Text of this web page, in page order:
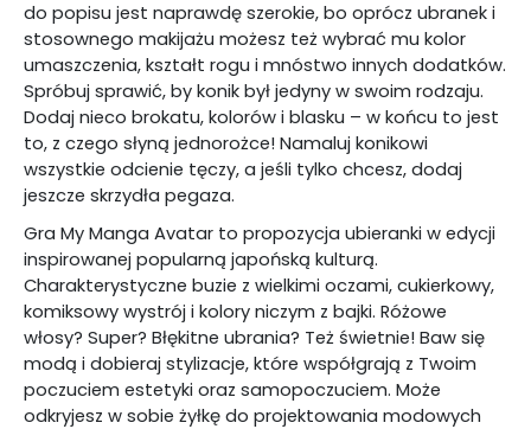
do popisu jest naprawdę szerokie, bo oprócz ubranek i
stosownego makijażu możesz też wybrać mu kolor
umaszczenia, kształt rogu i mnóstwo innych dodatków.
Spróbuj sprawić, by konik był jedyny w swoim rodzaju.
Dodaj nieco brokatu, kolorów i blasku – w końcu to jest
to, z czego słyną jednorożce! Namaluj konikowi
wszystkie odcienie tęczy, a jeśli tylko chcesz, dodaj
jeszcze skrzydła pegaza.
Gra My Manga Avatar to propozycja ubieranki w edycji
inspirowanej popularną japońską kulturą.
Charakterystyczne buzie z wielkimi oczami, cukierkowy,
komiksowy wystrój i kolory niczym z bajki. Różowe
włosy? Super? Błękitne ubrania? Też świetnie! Baw się
modą i dobieraj stylizacje, które współgrają z Twoim
poczuciem estetyki oraz samopoczuciem. Może
odkryjesz w sobie żyłkę do projektowania modowych